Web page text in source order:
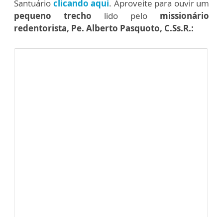
Santuário clicando aqui. Aproveite para ouvir um
pequeno trecho lido pelo missionário
redentorista, Pe. Alberto Pasquoto, C.Ss.R.: